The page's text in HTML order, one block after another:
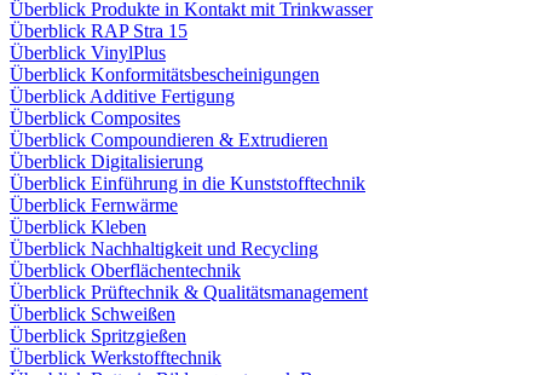
Überblick Produkte in Kontakt mit Trinkwasser
Überblick RAP Stra 15
Überblick VinylPlus
Überblick Konformitätsbescheinigungen
Überblick Additive Fertigung
Überblick Composites
Überblick Compoundieren & Extrudieren
Überblick Digitalisierung
Überblick Einführung in die Kunststofftechnik
Überblick Fernwärme
Überblick Kleben
Überblick Nachhaltigkeit und Recycling
Überblick Oberflächentechnik
Überblick Prüftechnik & Qualitätsmanagement
Überblick Schweißen
Überblick Spritzgießen
Überblick Werkstofftechnik